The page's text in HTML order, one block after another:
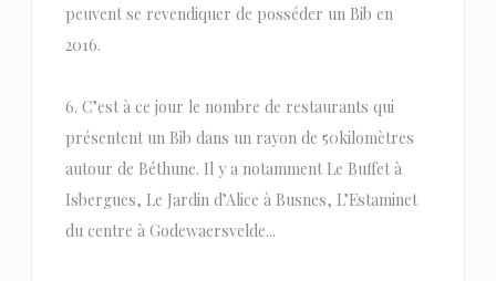
peuvent se revendiquer de posséder un Bib en
2016.
6. C’est à ce jour le nombre de restaurants qui
présentent un Bib dans un rayon de 50kilomètres
autour de Béthune. Il y a notamment Le Buffet à
Isbergues, Le Jardin d’Alice à Busnes, L’Estaminet
du centre à Godewaersvelde...